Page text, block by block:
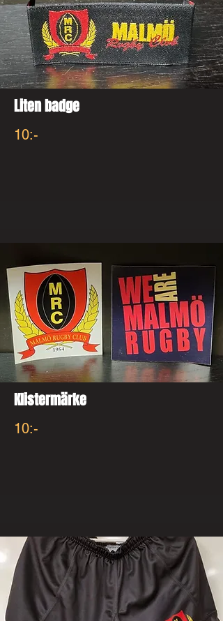
Liten badge
10:-
Klistermärke
10:-